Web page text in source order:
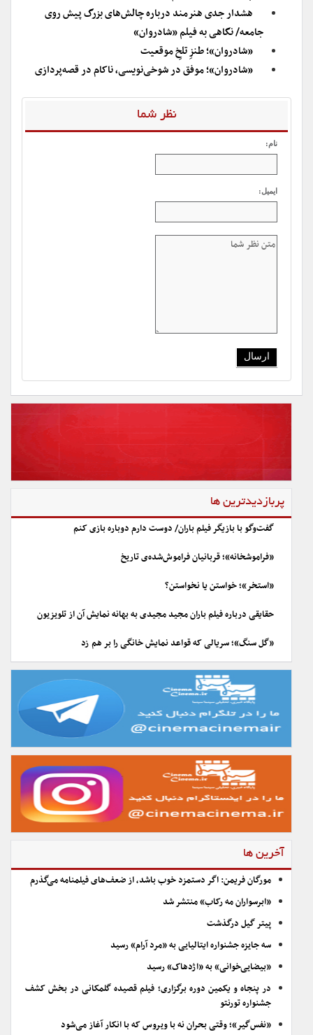
هشدار جدی هنرمند درباره چالش‌های بزرگ پیش روی
جامعه/ نگاهی به فیلم «شادروان»
«شادروان»؛ طنزِ تلخِ موقعیت
«شادروان»؛ موفق در شوخی‌نویسی، ناکام در قصه‌پردازی
نظر شما
نام:
ایمیل:
پربازدیدترین ها
گفت‌وگو با بازیگر فیلم باران/ دوست دارم دوباره بازی کنم
«فراموشخانه»؛ قربانیان فراموش‌شده‌ی تاریخ
«استخر»؛ خواستن یا نخواستن؟
حقایقی درباره فیلم باران مجید مجیدی به بهانه نمایش آن از تلویزیون
«گل سنگ»؛ سریالی که قواعد نمایش خانگی را بر هم زد
آخرین ها
مورگان فریمن: اگر دستمزد خوب باشد، از ضعف‌های فیلمنامه می‌گذرم
«ابرسواران مه رکاب» منتشر شد
پیتر گیل درگذشت
سه جایزه جشنواره ایتالیایی به «مرد آرام» رسید
«بیضایی‌خوانی» به «اژدهاک» رسید
در پنجاه و یکمین دوره برگزاری؛ فیلم قصیده گلمکانی در بخش کشف
جشنواره تورنتو
«نفس‌گیر»؛ وقتی بحران نه با ویروس که با انکار آغاز می‌شود